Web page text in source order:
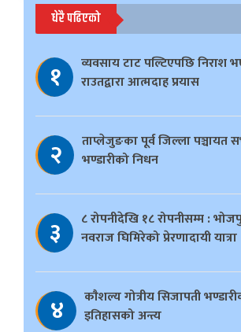
धेरै पढिएको
१
व्यवसाय टाट पल्टिएपछि निराश
राउतद्वारा आत्मदाह प्रयास
२
ताप्लेजुङका पूर्व जिल्ला पञ्चायत
भण्डारीको निधन
३
८ रोपनीदेखि १८ रोपनीसम्म :
नवराज घिमिरेको प्रेरणादायी यात्रा
४
काैशल्य गोत्रीय सिजापती
इतिहासको अन्त्य